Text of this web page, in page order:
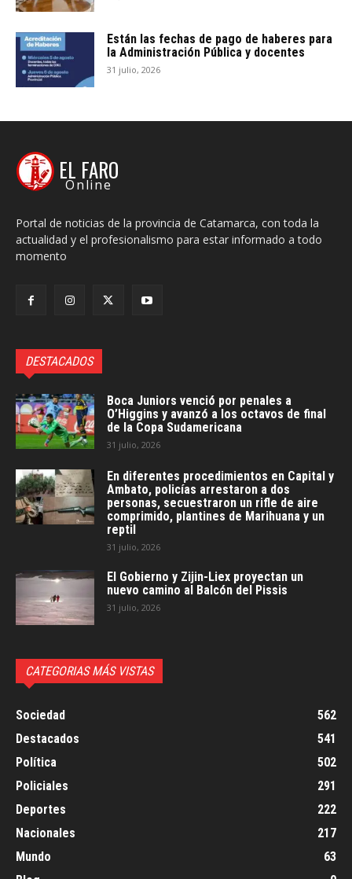
Están las fechas de pago de haberes para
la Administración Pública y docentes
31 julio, 2026
EL FARO
Online
Portal de noticias de la provincia de Catamarca, con toda la
actualidad y el profesionalismo para estar informado a todo
momento
DESTACADOS
Boca Juniors venció por penales a
O’Higgins y avanzó a los octavos de final
de la Copa Sudamericana
31 julio, 2026
En diferentes procedimientos en Capital y
Ambato, policías arrestaron a dos
personas, secuestraron un rifle de aire
comprimido, plantines de Marihuana y un
reptil
31 julio, 2026
El Gobierno y Zijin-Liex proyectan un
nuevo camino al Balcón del Pissis
31 julio, 2026
CATEGORIAS MÁS VISTAS
Sociedad
562
Destacados
541
Política
502
Policiales
291
Deportes
222
Nacionales
217
Mundo
63